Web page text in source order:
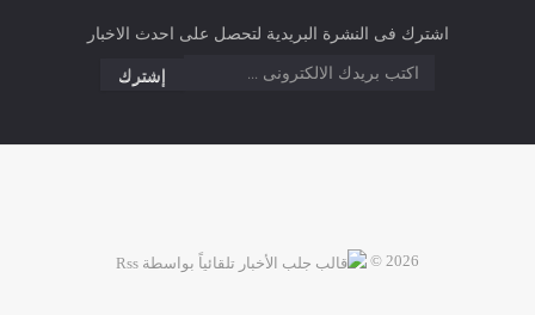
اشترك فى النشرة البريدية لتحصل على احدث الاخبار
2026 ©